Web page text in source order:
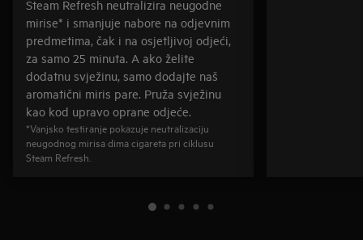
Steam Refresh neutralizira neugodne
mirise* i smanjuje nabore na odjevnim
predmetima, čak i na osjetljivoj odjeći,
za samo 25 minuta. A ako želite
dodatnu svježinu, samo dodajte naš
aromatični miris pare. Pruža svježinu
kao kod upravo oprane odjeće.
*Vanjsko testiranje pokazuje neutralizaciju
neugodnog mirisa dima cigareta pri ciklusu
Steam Refresh.